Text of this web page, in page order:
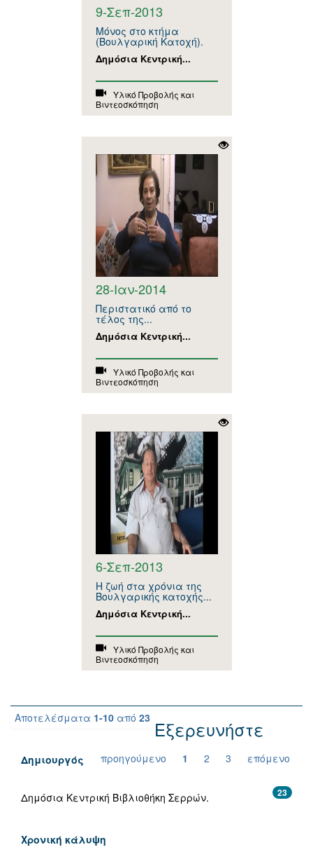
9-Σεπ-2013
Μόνος στο κτήμα
(Βουλγαρική Κατοχή).
Δημόσια Κεντρική...
Υλικό Προβολής και
Βιντεοσκόπηση
28-Ιαν-2014
Περιστατικό από το
τέλος της...
Δημόσια Κεντρική...
Υλικό Προβολής και
Βιντεοσκόπηση
6-Σεπ-2013
Η ζωή στα χρόνια της
Βουλγαρικής κατοχής...
Δημόσια Κεντρική...
Υλικό Προβολής και
Βιντεοσκόπηση
Αποτελέσματα 1-10 από 23
προηγούμενο 1 2 3 επόμενο
Εξερευνήστε
Δημιουργός
23
Δημόσια Κεντρική Βιβλιοθήκη Σερρών.
Χρονική κάλυψη